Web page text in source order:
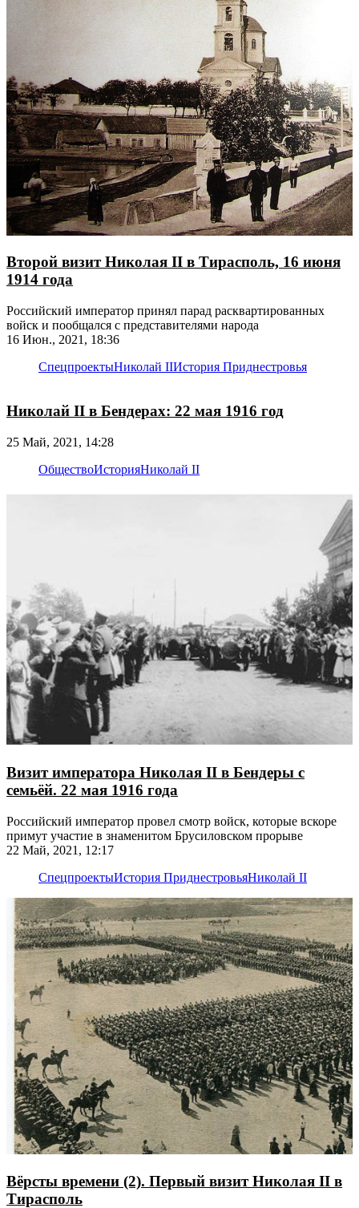
Второй визит Николая II в Тирасполь, 16 июня
1914 года
Российский император принял парад расквартированных
войск и пообщался с представителями народа
16 Июн., 2021, 18:36
СпецпроектыНиколай IIИстория Приднестровья
Николай II в Бендерах: 22 мая 1916 год
25 Май, 2021, 14:28
ОбществоИсторияНиколай II
Визит императора Николая II в Бендеры с
семьёй. 22 мая 1916 года
Российский император провел смотр войск, которые вскоре
примут участие в знаменитом Брусиловском прорыве
22 Май, 2021, 12:17
СпецпроектыИстория ПриднестровьяНиколай II
Вёрсты времени (2). Первый визит Николая II в
Тирасполь